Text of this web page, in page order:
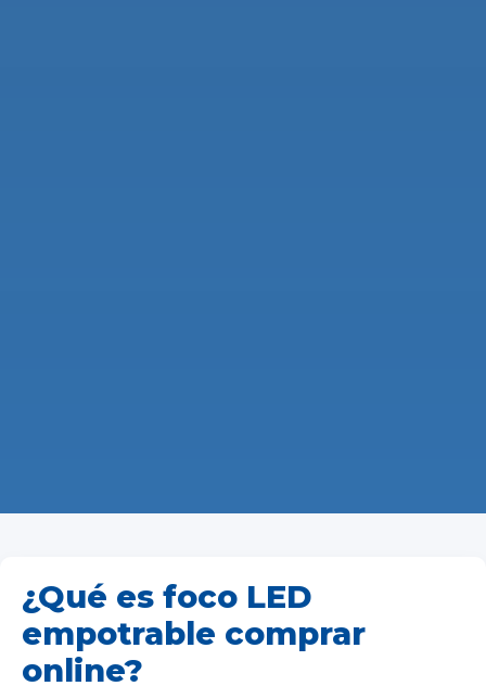
¿Qué es foco LED
empotrable comprar
online?